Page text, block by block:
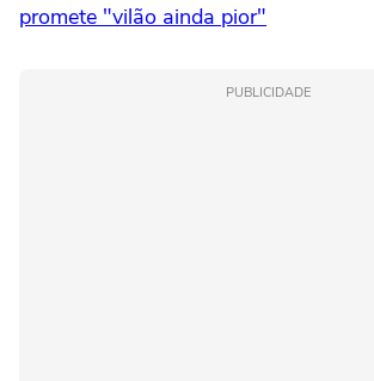
promete "vilão ainda pior"
PUBLICIDADE